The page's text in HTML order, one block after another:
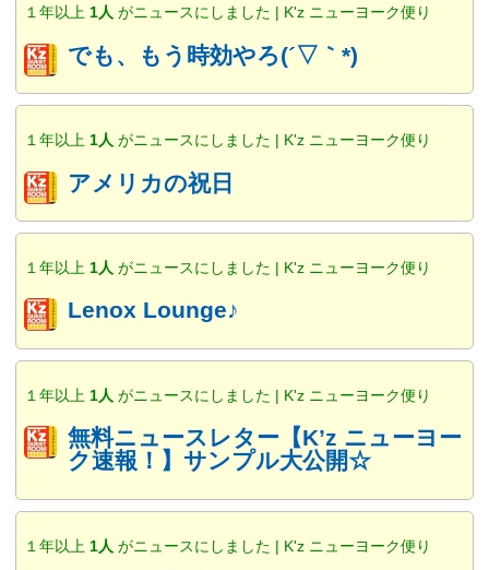
１年以上 1人 がニュースにしました | K'z ニューヨーク便り
でも、もう時効やろ(´▽｀*)
１年以上 1人 がニュースにしました | K'z ニューヨーク便り
アメリカの祝日
１年以上 1人 がニュースにしました | K'z ニューヨーク便り
Lenox Lounge♪
１年以上 1人 がニュースにしました | K'z ニューヨーク便り
無料ニュースレター【K’z ニューヨー
ク速報！】サンプル大公開☆
１年以上 1人 がニュースにしました | K'z ニューヨーク便り